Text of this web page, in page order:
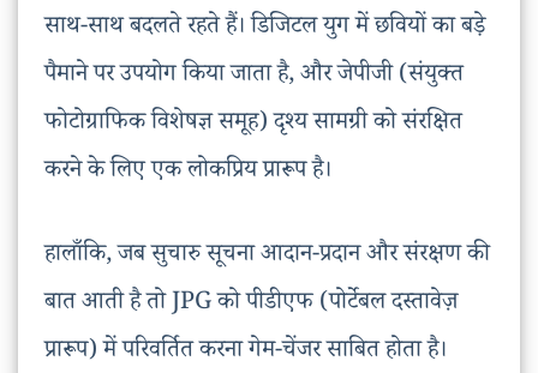
साथ-साथ बदलते रहते हैं। डिजिटल युग में छवियों का बड़े
पैमाने पर उपयोग किया जाता है, और जेपीजी (संयुक्त
फोटोग्राफिक विशेषज्ञ समूह) दृश्य सामग्री को संरक्षित
करने के लिए एक लोकप्रिय प्रारूप है।
हालाँकि, जब सुचारु सूचना आदान-प्रदान और संरक्षण की
बात आती है तो JPG को पीडीएफ (पोर्टेबल दस्तावेज़
प्रारूप) में परिवर्तित करना गेम-चेंजर साबित होता है।